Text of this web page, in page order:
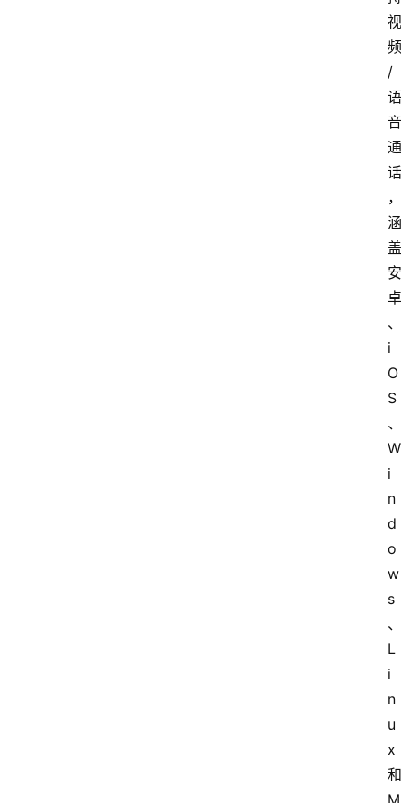
视
频
/
语
音
通
话
，
涵
盖
安
卓
、
i
O
S
、
W
i
n
d
o
w
s
、
L
i
n
u
x
和
M